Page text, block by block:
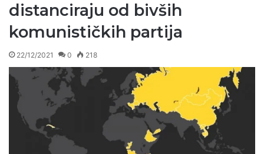
distanciraju od bivših
komunističkih partija
22/12/2021 0 218